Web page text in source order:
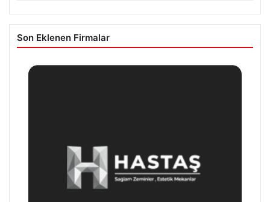
Son Eklenen Firmalar